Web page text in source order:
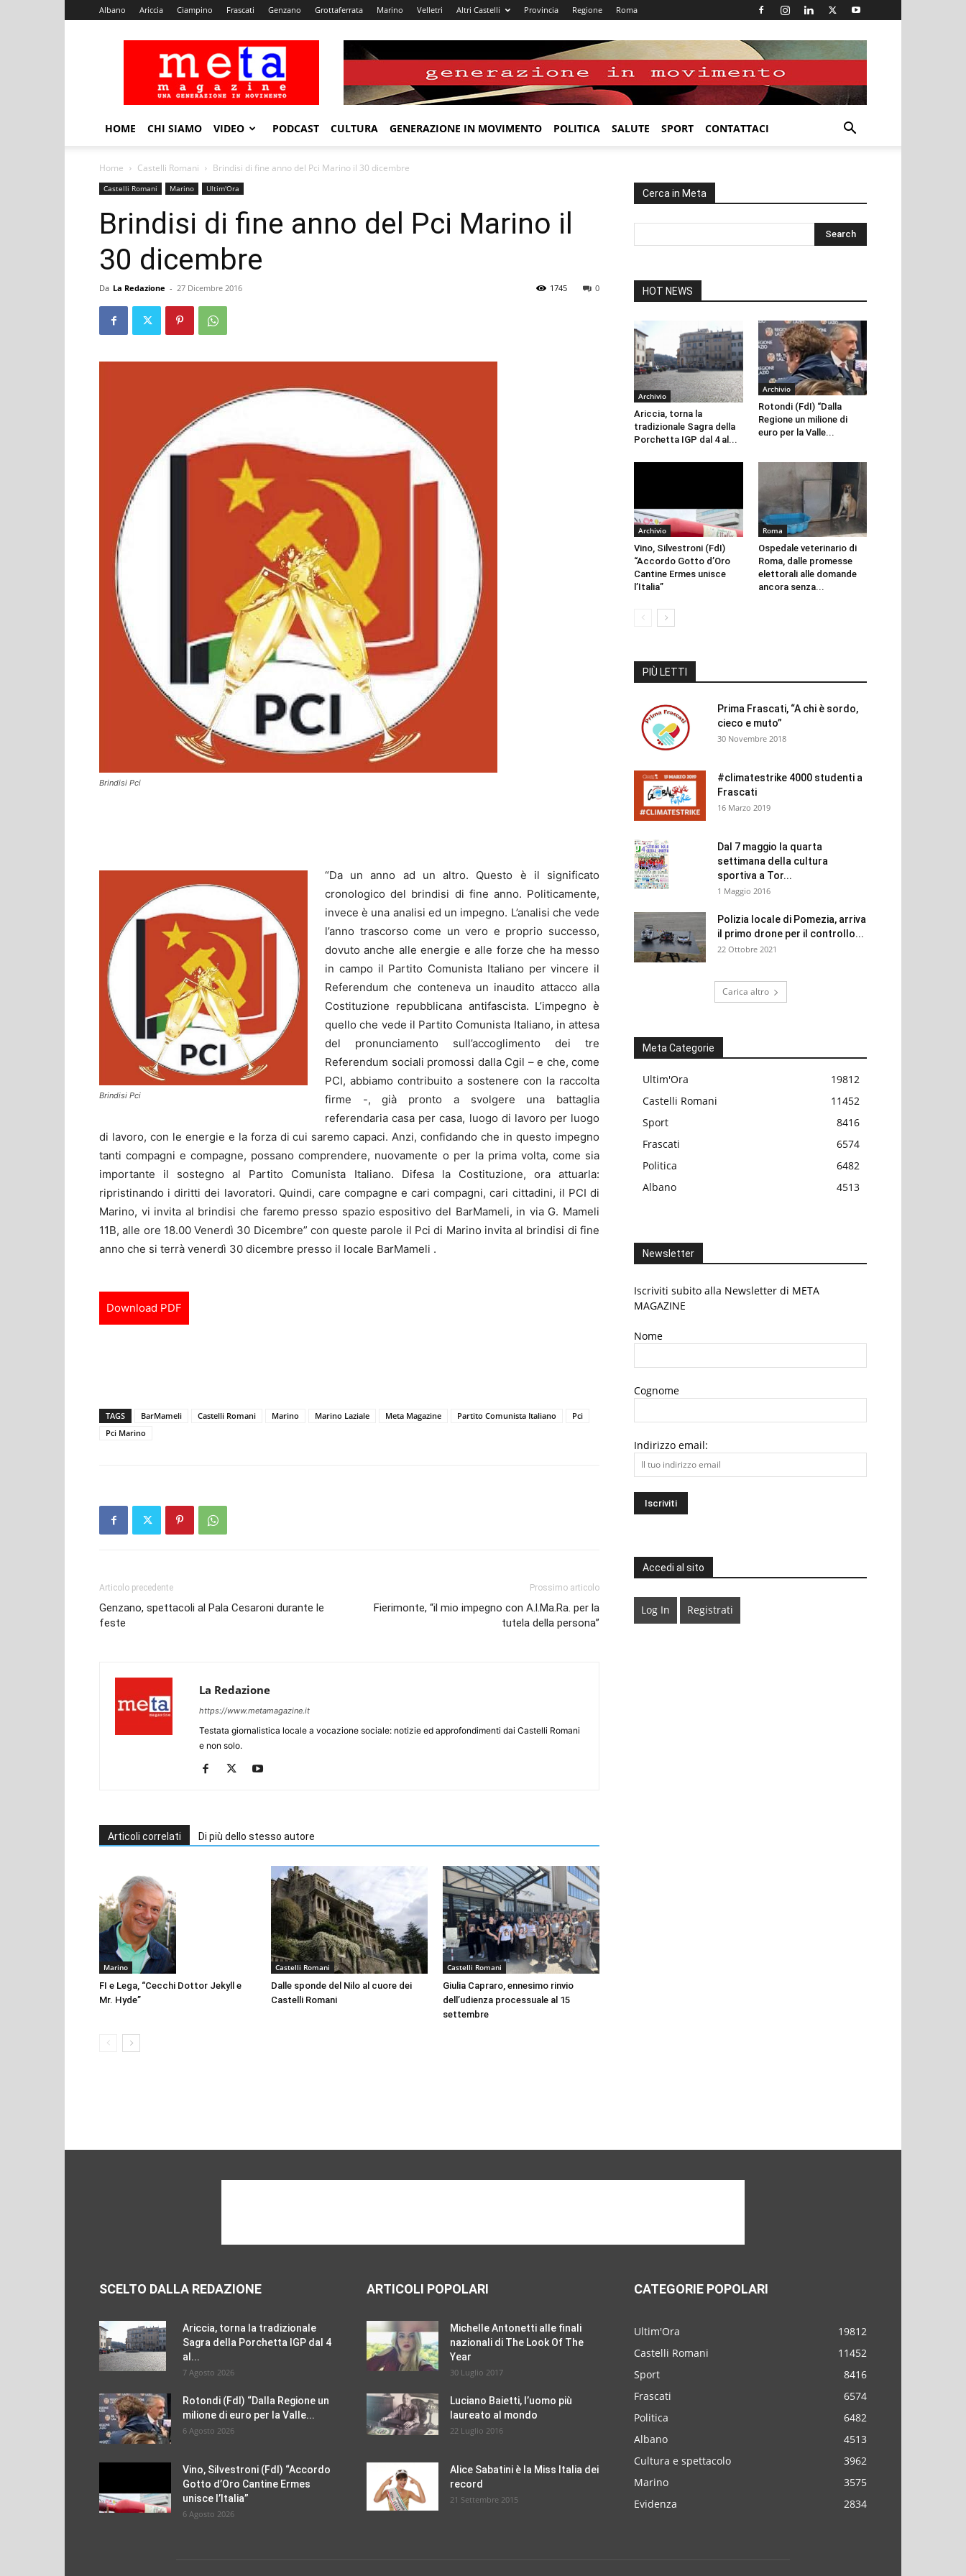
Albano Ariccia Ciampino Frascati Genzano Grottaferrata Marino Velletri Altri Castelli Provincia Regione Roma
Meta
Magazine
HOME CHI SIAMO VIDEO PODCAST CULTURA GENERAZIONE IN MOVIMENTO POLITICA SALUTE SPORT CONTATTACI
Home Castelli Romani Brindisi di fine anno del Pci Marino il 30 dicembre
Castelli Romani Marino Ultim'Ora
Brindisi di fine anno del Pci Marino il
30 dicembre
Da La Redazione - 27 Dicembre 2016 0
1745
Brindisi Pci
Brindisi Pci
“Da un anno ad un altro. Questo è il significato
cronologico del brindisi di fine anno. Politicamente,
invece è una analisi ed un impegno. L’analisi che vede
l’anno trascorso come un vero e proprio successo,
dovuto anche alle energie e alle forze che ha messo
in campo il Partito Comunista Italiano per vincere il
Referendum che conteneva un inaudito attacco alla
Costituzione repubblicana antifascista. L’impegno è
quello che vede il Partito Comunista Italiano, in attesa
del pronunciamento sull’accoglimento dei tre
Referendum sociali promossi dalla Cgil – e che, come
PCI, abbiamo contribuito a sostenere con la raccolta
firme -, già pronto a svolgere una battaglia
referendaria casa per casa, luogo di lavoro per luogo
di lavoro, con le energie e la forza di cui saremo capaci. Anzi, confidando che in questo impegno
tanti compagni e compagne, possano comprendere, nuovamente o per la prima volta, come sia
importante il sostegno al Partito Comunista Italiano. Difesa la Costituzione, ora attuarla:
ripristinando i diritti dei lavoratori. Quindi, care compagne e cari compagni, cari cittadini, il PCI di
Marino, vi invita al brindisi che faremo presso spazio espositivo del BarMameli, in via G. Mameli
11B, alle ore 18.00 Venerdì 30 Dicembre” con queste parole il Pci di Marino invita al brindisi di fine
anno che si terrà venerdì 30 dicembre presso il locale BarMameli .
Download PDF
TAGS BarMameli Castelli Romani Marino Marino Laziale Meta Magazine Partito Comunista Italiano
Pci
Pci Marino
Articolo precedente
Genzano, spettacoli al Pala Cesaroni durante le
feste
Prossimo articolo
Fierimonte, “il mio impegno con A.l.Ma.Ra. per la
tutela della persona”
La Redazione
https://www.metamagazine.it
Testata giornalistica locale a vocazione sociale: notizie ed approfondimenti dai Castelli Romani
e non solo.
Articoli correlati Di più dello stesso autore
Marino
FI e Lega, “Cecchi Dottor Jekyll e
Mr. Hyde”
Castelli Romani
Dalle sponde del Nilo al cuore dei
Castelli Romani
Castelli Romani
Giulia Capraro, ennesimo rinvio
dell’udienza processuale al 15
settembre
Cerca in Meta
HOT NEWS
Archivio
Ariccia, torna la
tradizionale Sagra della
Porchetta IGP dal 4 al...
Archivio
Rotondi (FdI) “Dalla
Regione un milione di
euro per la Valle...
Archivio
Vino, Silvestroni (FdI)
“Accordo Gotto d’Oro
Cantine Ermes unisce
l’Italia”
Roma
Ospedale veterinario di
Roma, dalle promesse
elettorali alle domande
ancora senza...
PIÙ LETTI
Prima Frascati, “A chi è sordo,
cieco e muto”
30 Novembre 2018
#climatestrike 4000 studenti a
Frascati
16 Marzo 2019
Dal 7 maggio la quarta
settimana della cultura
sportiva a Tor...
1 Maggio 2016
Polizia locale di Pomezia, arriva
il primo drone per il controllo...
22 Ottobre 2021
Carica altro
Meta Categorie
Ultim'Ora
19812
Castelli Romani
11452
Sport
8416
Frascati
6574
Politica
6482
Albano
4513
Newsletter
Iscriviti subito alla Newsletter di META
MAGAZINE
Nome
Cognome
Indirizzo email:
Accedi al sito
Log In Registrati
SCELTO DALLA REDAZIONE
Ariccia, torna la tradizionale
Sagra della Porchetta IGP dal 4
al...
7 Agosto 2026
Rotondi (FdI) “Dalla Regione un
milione di euro per la Valle...
6 Agosto 2026
Vino, Silvestroni (FdI) “Accordo
Gotto d’Oro Cantine Ermes
unisce l’Italia”
6 Agosto 2026
ARTICOLI POPOLARI
Michelle Antonetti alle finali
nazionali di The Look Of The
Year
30 Luglio 2017
Luciano Baietti, l’uomo più
laureato al mondo
22 Luglio 2016
Alice Sabatini è la Miss Italia dei
record
21 Settembre 2015
CATEGORIE POPOLARI
Ultim'Ora
19812
Castelli Romani
11452
Sport
8416
Frascati
6574
Politica
6482
Albano
4513
Cultura e spettacolo
3962
Marino
3575
Evidenza
2834